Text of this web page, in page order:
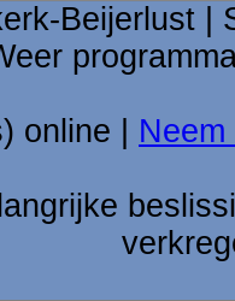
Beijerlust |
online |